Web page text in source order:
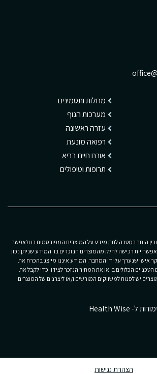
מחלות ותסמינים
מערכות הגוף
עזרה ראשונה
רפואה מונעת
אורח חיים בריא
תרופות וטיפולים
היתר במטרה לתת מידע על המוצרים המפורסמים בו ולאפשר
רכישה לחלק מהמוצרים הנזכרים בו. המידע שניתן נכון
אישי שנערך על ידי המחבר. המידע איננו מייצג בהכרח את
הכלולים בו או את המחיר הנזכר לצידו. כדי לקבל את
יש לפנות למשווקים המורשים ו/או ליצרנים של המוצרים
הצהרת נגישות